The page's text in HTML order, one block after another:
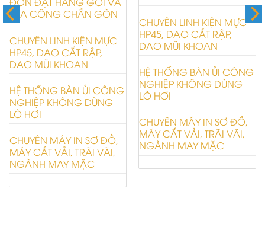
GIA CÔNG CHẦN GÒN
CHUYÊN LINH KIỆN MỰC
HP45, DAO CẮT RẬP,
DAO MŨI KHOAN
HỆ THỐNG BÀN ỦI CÔNG
NGHIỆP KHÔNG DÙNG
LÒ HƠI
CHUYÊN MÁY IN SƠ ĐỒ,
MÁY CẮT VẢI, TRÃI VÃI,
NGÀNH MAY MẶC
CHUYÊN LINH KIỆN MỰC
HP45, DAO CẮT RẬP,
DAO MŨI KHOAN
HỆ THỐNG BÀN ỦI CÔNG
NGHIỆP KHÔNG DÙNG
LÒ HƠI
CHUYÊN MÁY IN SƠ ĐỒ,
MÁY CẮT VẢI, TRÃI VÃI,
NGÀNH MAY MẶC